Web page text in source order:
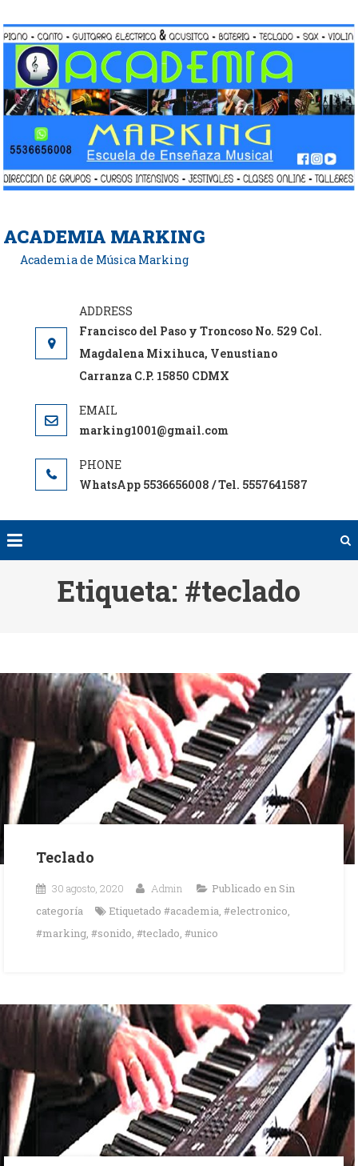
al
contenido
ACADEMIA MARKING
Academia de Música Marking
Francisco del Paso y Troncoso No. 529 Col.
Magdalena Mixihuca, Venustiano
Carranza C.P. 15850 CDMX
marking1001@gmail.com
WhatsApp 5536656008 / Tel. 5557641587
Etiqueta: #teclado
Teclado
30 agosto, 2020 Admin Publicado en Sin
categoría
Etiquetado #academia, #electronico,
#marking, #sonido, #teclado, #unico